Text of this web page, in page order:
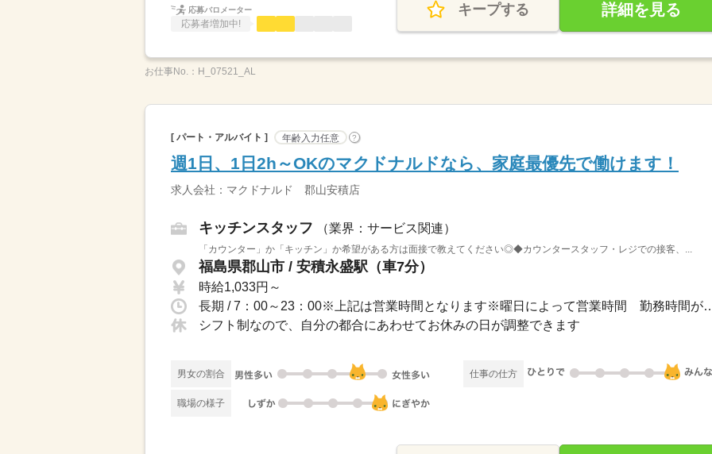
応募バロメーター
応募者増加中!
キープする 詳細を見る
お仕事No.： H_07521_AL
[ パート・アルバイト ] 年齢入力任意 ?
週1日、1日2h～OKのマクドナルドなら、家庭最優先で働けます！
求人会社：マクドナルド 郡山安積店
キッチンスタッフ （業界：サービス関連）
「カウンター」か「キッチン」か希望がある方は面接で教えてください◎◆カウンタースタッフ・レジでの接客、...
福島県郡山市 / 安積永盛駅（車7分）
時給1,033円～
長期 / 7：00～23：00※上記は営業時間となりま
シフト制なので、自分の都合にあわせてお休みの日が調整できます
男女の割合 仕事の仕方
職場の様子